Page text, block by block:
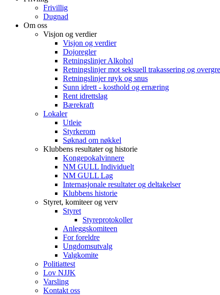
Frivillig
Dugnad
Om oss
Visjon og verdier
Visjon og verdier
Dojoregler
Retningslinjer Alkohol
Retningslinjer mot seksuell trakassering og
Retningslinjer røyk og snus
Sunn idrett - kosthold og ernæring
Rent idrettslag
Bærekraft
Lokaler
Utleie
Styrkerom
Søknad om nøkkel
Klubbens resultater og historie
Kongepokalvinnere
NM GULL Individuelt
NM GULL Lag
Internasjonale resultater og deltakelser
Klubbens historie
Styret, komiteer og verv
Styret
Styreprotokoller
Anleggskomiteen
For foreldre
Ungdomsutvalg
Valgkomite
Politiattest
Lov NJJK
Varsling
Kontakt oss